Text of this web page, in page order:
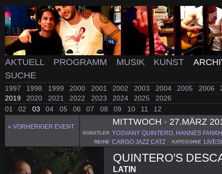
AKTUELL PROGRAMM MUSIK KUNST
SUCHE
1997 1998 1999 2000 2001 2002 2003 2004 2005 2006
2019
2020 2021 2022 2023 2024 2025
2026
01
02 03 04 05 06 07 08 09 10 11 12
« VORHERIGER EVENT
MITTWOCH •27.MÄRZ
KÜNSTLER YOSVANY QUINTERO, HANNES
REIHE CARGO JAZZ CATZ KATEGORIE
QUINTERO'S
LATIN